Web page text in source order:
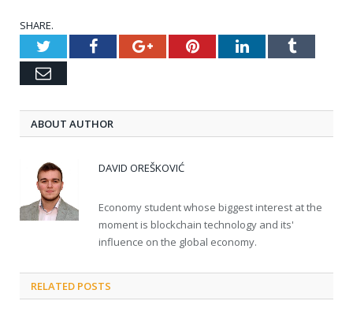
SHARE.
TwitterFacebookGoogle+PinterestLinkedInTumblr
Email
ABOUT AUTHOR
DAVID OREŠKOVIĆ
Economy student whose biggest interest at the
moment is blockchain technology and its'
influence on the global economy.
RELATED POSTS